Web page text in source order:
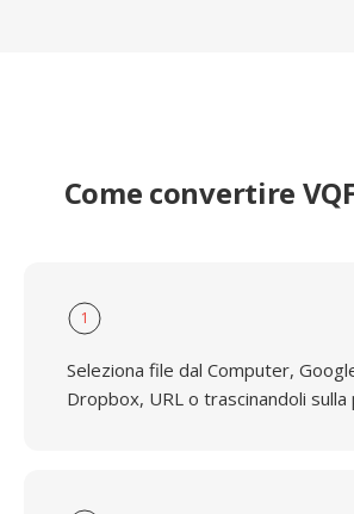
Come convertire
1
Seleziona file dal Computer,
Dropbox, URL o trascinandoli sulla